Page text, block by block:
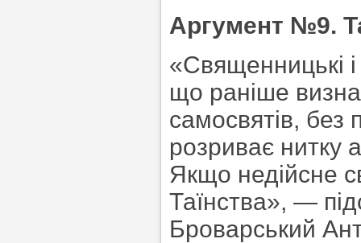
Аргумент №9.
«Священницькі і
що раніше
самосвятів, без
розриває нитку
Якщо недійсне
Таїнства», —
Броварський